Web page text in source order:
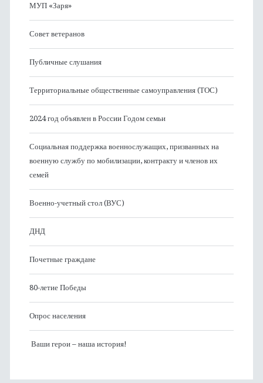
МУП «Заря»
Совет ветеранов
Публичные слушания
Территориальные общественные самоуправления (ТОС)
2024 год объявлен в России Годом семьи
Социальная поддержка военнослужащих, призванных на
военную службу по мобилизации, контракту и членов их
семей
Военно-учетный стол (ВУС)
ДНД
Почетные граждане
80-летие Победы
Опрос населения
Ваши герои – наша история!